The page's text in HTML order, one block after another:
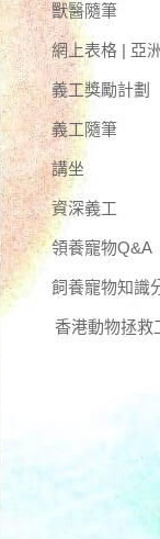
獸醫隨筆
網上表格 | 亞
義工獎勵計劃
義工隨筆
講坐
資深義工
領養寵物Q&A
飼養寵物知識
香港動物拯救